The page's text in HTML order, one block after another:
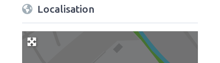
Localisation